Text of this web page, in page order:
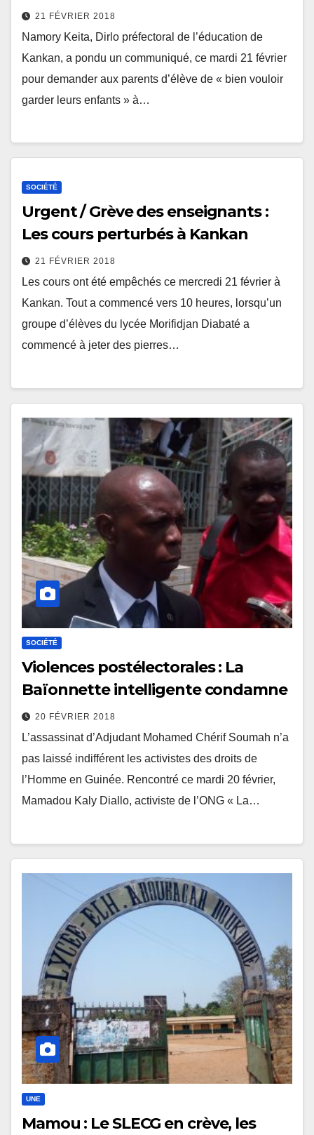
21 FÉVRIER 2018
Namory Keita, Dirlo préfectoral de l’éducation de
Kankan, a pondu un communiqué, ce mardi 21 février
pour demander aux parents d’élève de « bien vouloir
garder leurs enfants » à…
SOCIÉTÉ
Urgent / Grève des enseignants :
Les cours perturbés à Kankan
21 FÉVRIER 2018
Les cours ont été empêchés ce mercredi 21 février à
Kankan. Tout a commencé vers 10 heures, lorsqu’un
groupe d’élèves du lycée Morifidjan Diabaté a
commencé à jeter des pierres…
SOCIÉTÉ
Violences postélectorales : La
Baïonnette intelligente condamne
20 FÉVRIER 2018
L’assassinat d’Adjudant Mohamed Chérif Soumah n’a
pas laissé indifférent les activistes des droits de
l’Homme en Guinée. Rencontré ce mardi 20 février,
Mamadou Kaly Diallo, activiste de l’ONG « La…
UNE
Mamou : Le SLECG en crève, les